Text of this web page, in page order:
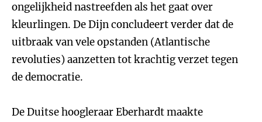
ongelijkheid nastreefden als het gaat over
kleurlingen. De Dijn concludeert verder dat de
uitbraak van vele opstanden (Atlantische
revoluties) aanzetten tot krachtig verzet tegen
de democratie.
De Duitse hoogleraar Eberhardt maakte